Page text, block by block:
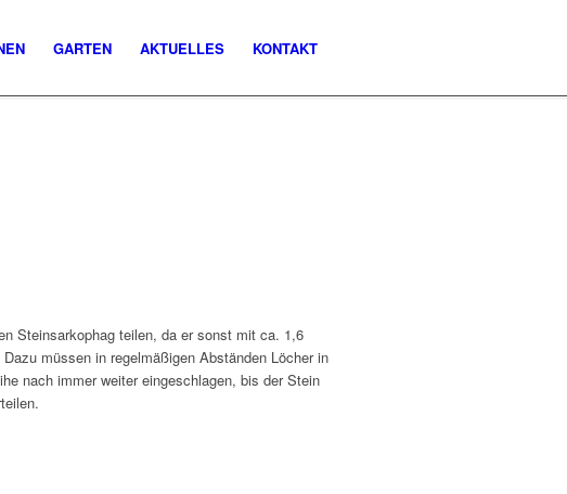
GARTEN AKTUELLES KONTAKT
Steinsarkophag teilen, da er sonst mit ca. 1,6
müssen in regelmäßigen Abständen Löcher in
nach immer weiter eingeschlagen, bis der Stein